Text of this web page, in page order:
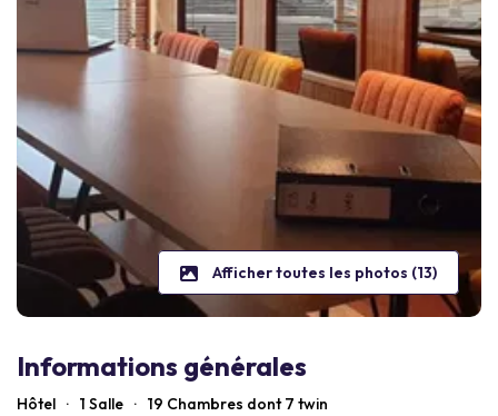
Afficher toutes les photos (13)
Informations générales
Hôtel · 1 Salle · 19 Chambres dont 7 twin